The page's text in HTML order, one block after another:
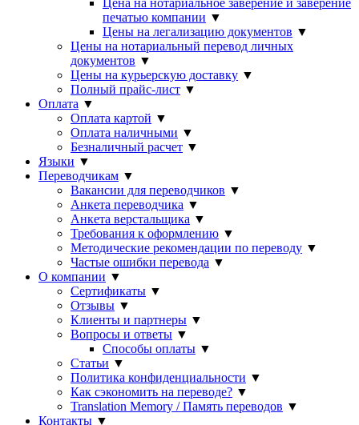
Цена на нотариальное заверение и заверение
печатью компании ▼
Цены на легализацию документов ▼
Цены на нотариальный перевод личных
документов ▼
Цены на курьерскую доставку ▼
Полный прайс-лист ▼
Оплата ▼
Оплата картой ▼
Оплата наличными ▼
Безналичный расчет ▼
Языки ▼
Переводчикам ▼
Вакансии для переводчиков ▼
Анкета переводчика ▼
Анкета верстальщика ▼
Требования к оформлению ▼
Методические рекомендации по переводу ▼
Частые ошибки перевода ▼
О компании ▼
Сертификаты ▼
Отзывы ▼
Клиенты и партнеры ▼
Вопросы и ответы ▼
Способы оплаты ▼
Статьи ▼
Политика конфиденциальности ▼
Как сэкономить на переводе? ▼
Translation Memory / Память переводов ▼
Контакты ▼